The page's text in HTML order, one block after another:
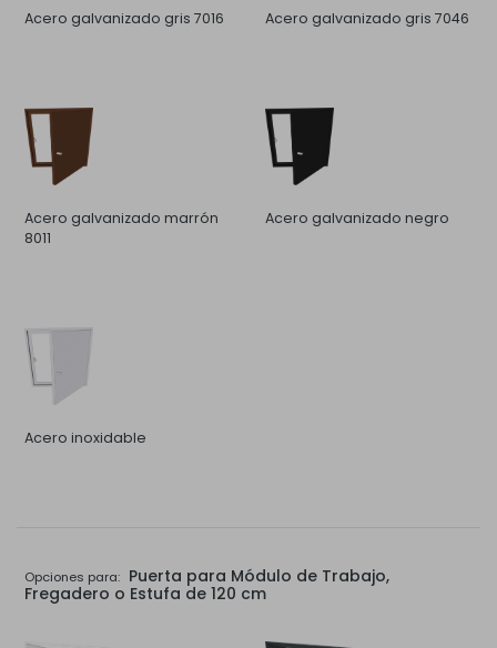
Acero galvanizado gris 7016 Acero galvanizado gris 7046
Acero galvanizado marrón
8011
Acero galvanizado negro
Acero inoxidable
Opciones para: Puerta para Módulo de Trabajo,
Fregadero o Estufa de 120 cm